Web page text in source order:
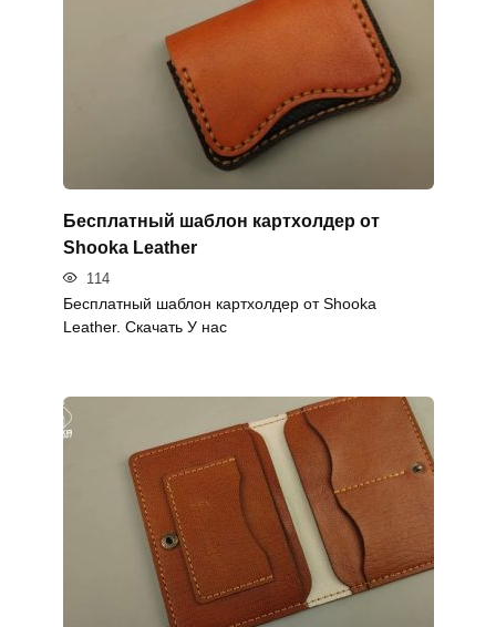
Бесплатный шаблон картхолдер от
Shooka Leather
114
Бесплатный шаблон картхолдер от Shooka
Leather. Скачать У нас